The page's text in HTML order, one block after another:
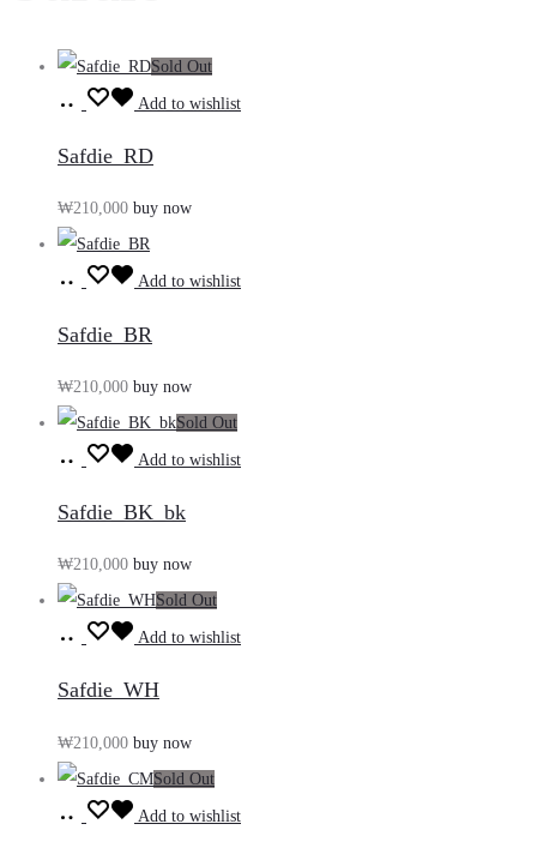
Sold Out
장
니
담
기
Add to wishlist
Safdie_RD
₩210,000 buy now
장
니
담
기
Add to wishlist
Safdie_BR
₩210,000 buy now
Sold Out
장
니
담
기
Add to wishlist
Safdie_BK_bk
₩210,000 buy now
Sold Out
장
니
담
기
Add to wishlist
Safdie_WH
₩210,000 buy now
Sold Out
장
Add to wishlist